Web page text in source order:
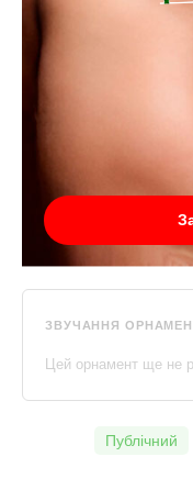
ЗВУЧАННЯ
Цей орнамент ще не
Публічний